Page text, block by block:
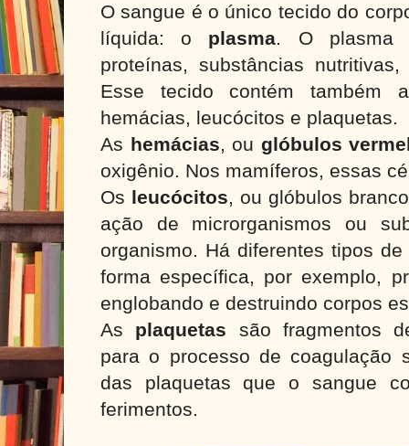
O sangue é o único tecido do
líquida: o plasma. O plasma
proteínas, substâncias
Esse tecido contém também
hemácias, leucócitos e plaquetas.
As hemácias, ou glóbulos
oxigênio. Nos mamíferos, essas
Os leucócitos, ou glóbulos
ação de microrganismos ou
organismo. Há diferentes tipos
forma específica, por exemplo,
englobando e destruindo corpos
As plaquetas são fragmentos
para o processo de coagulação
das plaquetas que o sangue
ferimentos.